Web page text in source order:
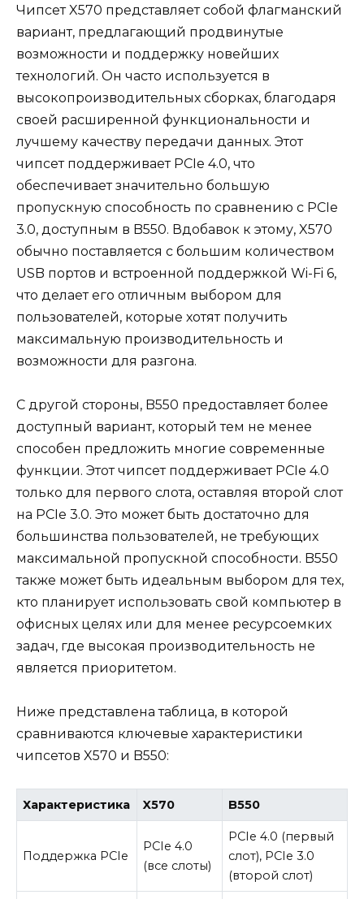
Чипсет X570 представляет собой флагманский
вариант, предлагающий продвинутые
возможности и поддержку новейших
технологий. Он часто используется в
высокопроизводительных сборках, благодаря
своей расширенной функциональности и
лучшему качеству передачи данных. Этот
чипсет поддерживает PCIe 4.0, что
обеспечивает значительно большую
пропускную способность по сравнению с PCIe
3.0, доступным в B550. Вдобавок к этому, X570
обычно поставляется с большим количеством
USB портов и встроенной поддержкой Wi-Fi 6,
что делает его отличным выбором для
пользователей, которые хотят получить
максимальную производительность и
возможности для разгона.
С другой стороны, B550 предоставляет более
доступный вариант, который тем не менее
способен предложить многие современные
функции. Этот чипсет поддерживает PCIe 4.0
только для первого слота, оставляя второй слот
на PCIe 3.0. Это может быть достаточно для
большинства пользователей, не требующих
максимальной пропускной способности. B550
также может быть идеальным выбором для тех,
кто планирует использовать свой компьютер в
офисных целях или для менее ресурсоемких
задач, где высокая производительность не
является приоритетом.
Ниже представлена таблица, в которой
сравниваются ключевые характеристики
чипсетов X570 и B550:
Характеристика X570 B550
Поддержка PCIe
PCIe 4.0
(все слоты)
PCIe 4.0 (первый
слот), PCIe 3.0
(второй слот)